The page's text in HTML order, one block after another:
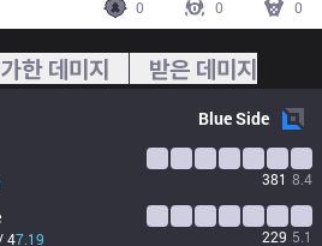
0
0 0
가한 데미지 받은 데미지
BlueSide
381 8.4
47.19 229 5.1